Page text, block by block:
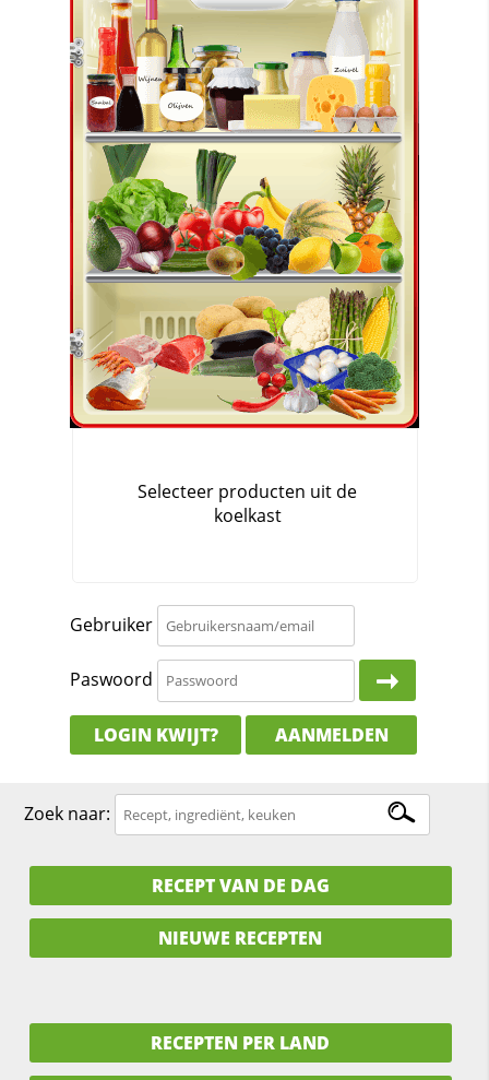
Gebruiker
Paswoord
LOGIN KWIJT? AANMELDEN
Zoek naar:
RECEPT VAN DE DAG
NIEUWE RECEPTEN
RECEPTEN PER LAND